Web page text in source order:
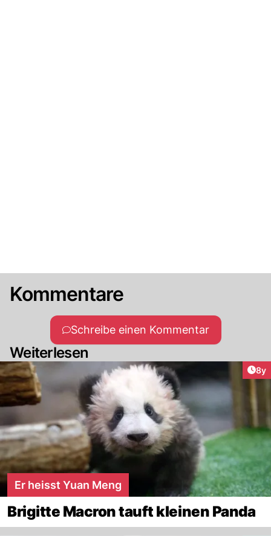
Kommentare
Schreibe einen Kommentar
Weiterlesen
8y
Er heisst Yuan Meng
Brigitte Macron tauft kleinen Panda